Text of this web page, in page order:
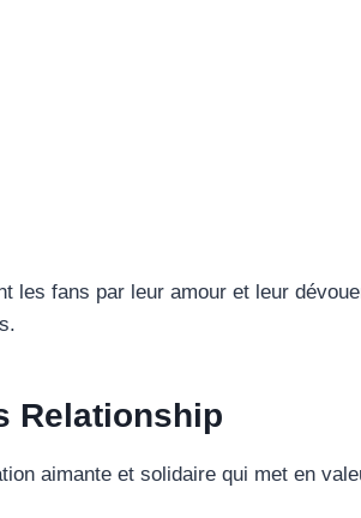
fans par leur amour et leur
Relationship
aimante et solidaire qui met en